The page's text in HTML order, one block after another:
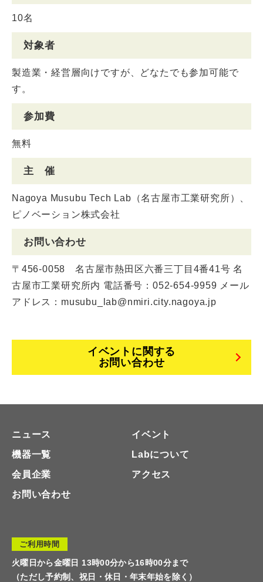
10名
対象者
製造業・経営層向けですが、どなたでも参加可能で
す。
参加費
無料
主 催
Nagoya Musubu Tech Lab（名古屋市工業研究所）、
ピノベーション株式会社
お問い合わせ
〒456-0058 名古屋市熱田区六番三丁目4番41号 名
古屋市工業研究所内 電話番号：052-654-9959 メール
アドレス：musubu_lab@nmiri.city.nagoya.jp
イベントに関する
お問い合わせ
ご利用時間
火曜日から金曜日 13時00分から16時00分まで
（ただし予約制、祝日・休日・年末年始を除く）
ニュース
イベント
機器一覧
Labについて
会員企業
アクセス
お問い合わせ